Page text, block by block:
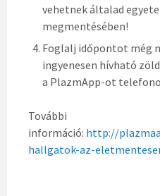
vehetnek általad
megmentésében!
Foglalj időpontot még
ingyenesen hívható
a PlazmApp-ot
További
információ: http://
hallgatok-az-